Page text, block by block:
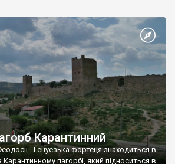
Карантинний
- Генуезька фортеця знаходиться в
Карантинному пагорбі, який підноситься в